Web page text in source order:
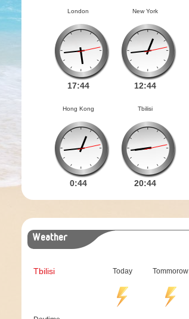
London
17:44
New York
12:44
Hong Kong
0:44
Tbilisi
20:44
Weather
Tbilisi Today Tommorow